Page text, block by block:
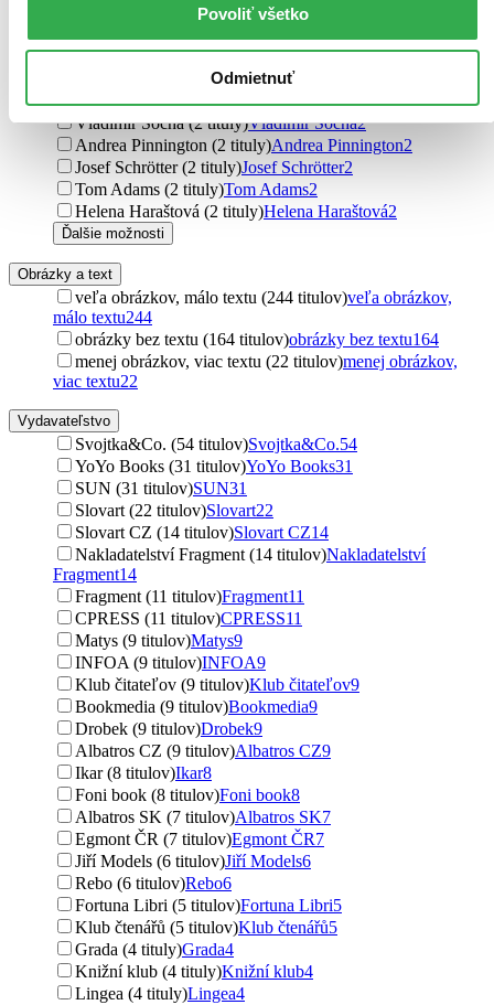
Povoliť všetko
Odmietnuť
Lucie Hášová Truhelková (3 tituly)
David Macaulay (2 tituly)David Macaulay2
Camilla de la Bedoyere (2 tituly)
Chris Oxlade (2 tituly)Chris Oxlade2
Vladimír Socha (2 tituly)Vladimír Socha2
Andrea Pinnington (2 tituly)Andrea Pinnington2
Josef Schrötter (2 tituly)Josef Schrötter2
Tom Adams (2 tituly)Tom Adams2
Helena Haraštová (2 tituly)Helena Haraštová2
Ďalšie možnosti
Obrázky a text
veľa obrázkov, málo textu (244 titulov)veľa obrázkov,
málo textu244
obrázky bez textu (164 titulov)obrázky bez textu164
menej obrázkov, viac textu (22 titulov)menej obrázkov,
viac textu22
Vydavateľstvo
Svojtka&Co. (54 titulov)Svojtka&Co.54
YoYo Books (31 titulov)YoYo Books31
SUN (31 titulov)SUN31
Slovart (22 titulov)Slovart22
Slovart CZ (14 titulov)Slovart CZ14
Nakladatelství Fragment (14 titulov)Nakladatelství
Fragment14
Fragment (11 titulov)Fragment11
CPRESS (11 titulov)CPRESS11
Matys (9 titulov)Matys9
INFOA (9 titulov)INFOA9
Klub čitateľov (9 titulov)Klub čitateľov9
Bookmedia (9 titulov)Bookmedia9
Drobek (9 titulov)Drobek9
Albatros CZ (9 titulov)Albatros CZ9
Ikar (8 titulov)Ikar8
Foni book (8 titulov)Foni book8
Albatros SK (7 titulov)Albatros SK7
Egmont ČR (7 titulov)Egmont ČR7
Jiří Models (6 titulov)Jiří Models6
Rebo (6 titulov)Rebo6
Fortuna Libri (5 titulov)Fortuna Libri5
Klub čtenářů (5 titulov)Klub čtenářů5
Grada (4 tituly)Grada4
Knižní klub (4 tituly)Knižní klub4
Lingea (4 tituly)Lingea4